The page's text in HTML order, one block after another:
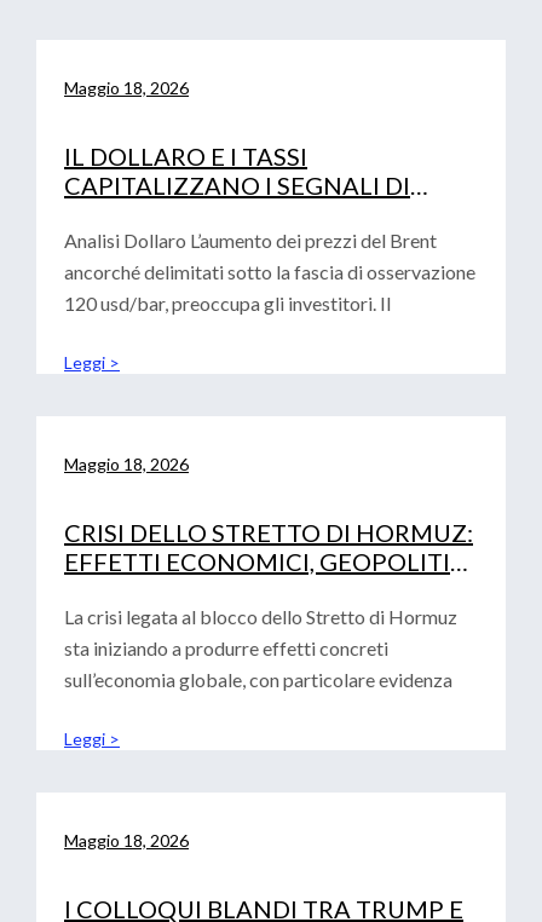
Maggio 18, 2026
IL DOLLARO E I TASSI
CAPITALIZZANO I SEGNALI DI
Analisi Dollaro L’aumento dei prezzi del Brent
ancorché delimitati sotto la fascia di osservazione
120 usd/bar, preoccupa gli investitori. Il
Leggi >
Maggio 18, 2026
CRISI DELLO STRETTO DI HORMUZ:
EFFETTI ECONOMICI, GEOPOLITICI
STATI UNITI E CINA
La crisi legata al blocco dello Stretto di Hormuz
sta iniziando a produrre effetti concreti
sull’economia globale, con particolare evidenza
Leggi >
Maggio 18, 2026
I COLLOQUI BLANDI TRA TRUMP E